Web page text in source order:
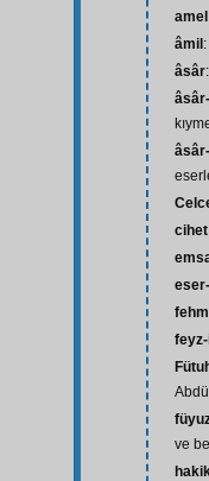
amel
âmil
âsâr
cihet
fehm
ve